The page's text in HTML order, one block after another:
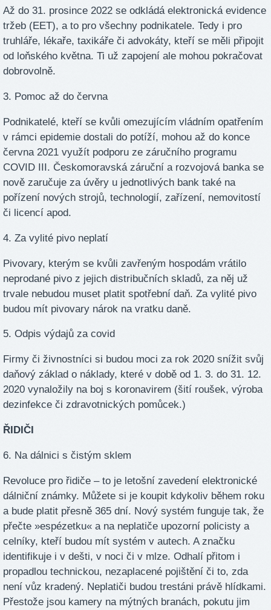
Až do 31. prosince 2022 se odkládá elektronická evidence
tržeb (EET), a to pro všechny podnikatele. Tedy i pro
truhláře, lékaře, taxikáře či advokáty, kteří se měli připojit
od loňského května. Ti už zapojení ale mohou pokračovat
dobrovolně.
3. Pomoc až do června
Podnikatelé, kteří se kvůli omezujícím vládním opatřením
v rámci epidemie dostali do potíží, mohou až do konce
června 2021 využít podporu ze záručního programu
COVID III. Českomoravská záruční a rozvojová banka se
nově zaručuje za úvěry u jednotlivých bank také na
pořízení nových strojů, technologií, zařízení, nemovitostí
či licencí apod.
4. Za vylité pivo neplatí
Pivovary, kterým se kvůli zavřeným hospodám vrátilo
neprodané pivo z jejich distribučních skladů, za něj už
trvale nebudou muset platit spotřební daň. Za vylité pivo
budou mít pivovary nárok na vratku daně.
5. Odpis výdajů za covid
Firmy či živnostníci si budou moci za rok 2020 snížit svůj
daňový základ o náklady, které v době od 1. 3. do 31. 12.
2020 vynaložily na boj s koronavirem (šití roušek, výroba
dezinfekce či zdravotnických pomůcek.)
ŘIDIČI
6. Na dálnici s čistým sklem
Revoluce pro řidiče – to je letošní zavedení elektronické
dálniční známky. Můžete si je koupit kdykoliv během roku
a bude platit přesně 365 dní. Nový systém funguje tak, že
přečte »espézetku« a na neplatiče upozorní policisty a
celníky, kteří budou mít systém v autech. A značku
identifikuje i v dešti, v noci či v mlze. Odhalí přitom i
propadlou technickou, nezaplacené pojištění či to, zda
není vůz kradený. Neplatiči budou trestáni právě hlídkami.
Přestože jsou kamery na mýtných branách, pokutu jim